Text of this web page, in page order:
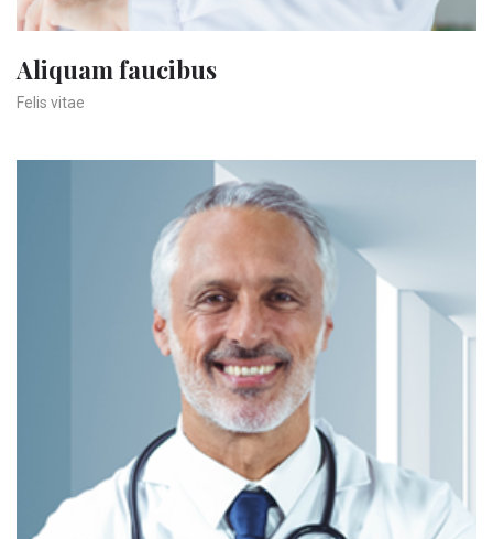
Aliquam faucibus
Felis vitae